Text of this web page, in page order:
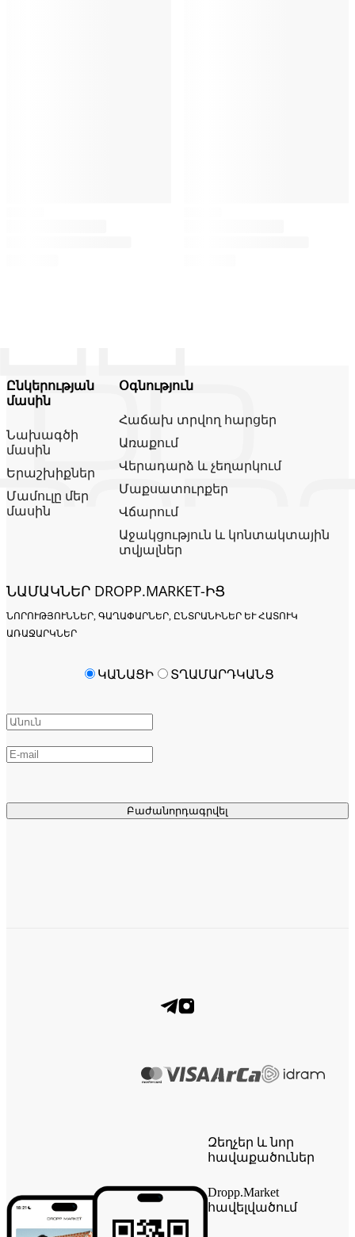
Ընկերության
մասին
Նախագծի
մասին
Երաշխիքներ
Մամուլը մեր
մասին
Օգնություն
Հաճախ տրվող հարցեր
Առաքում
Վերադարձ և չեղարկում
Մաքսատուրքեր
Վճարում
Աջակցություն և կոնտակտային
տվյալներ
ՆԱՄԱԿՆԵՐ DROPP.MARKET-ԻՑ
ՆՈՐՈՒԹՅՈՒՆՆԵՐ, ԳԱՂԱՓԱՐՆԵՐ, ԸՆՏՐԱՆԻՆԵՐ ԵՒ ՀԱՏՈՒԿ Ա
ՌԱՋԱՐԿՆԵՐ
Բաժանորդագրվել
ԿԱՆԱՑԻ ՏՂԱՄԱՐԴԿԱՆՑ
Զեղչեր և նոր
հավաքածուներ
Dropp.Market
հավելվածում